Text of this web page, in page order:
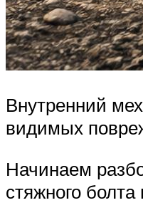
Внутренний
видимых
Начинаем
стяжного